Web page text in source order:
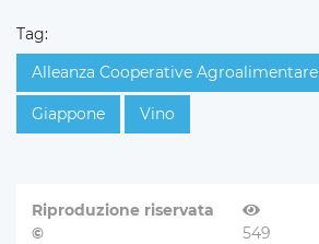
Tag:
Alleanza Cooperative Agroalimentare
Giappone Vino
Riproduzione riservata
©
549